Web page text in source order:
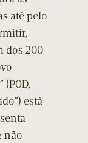
até pelo
dos 200
está
não